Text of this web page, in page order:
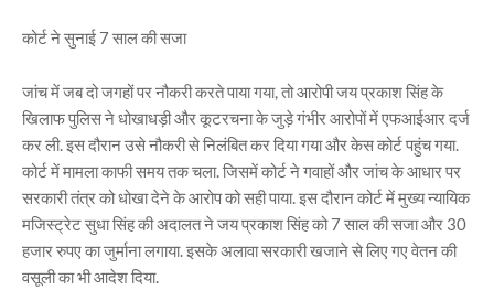
कोर्ट ने सुनाई 7 साल की सजा
जांच में जब दो जगहों पर नौकरी करते पाया गया, तो आरोपी जय प्रकाश सिंह के
खिलाफ पुलिस ने धोखाधड़ी और कूटरचना के जुड़े गंभीर आरोपों में एफआईआर दर्ज
कर ली. इस दौरान उसे नौकरी से निलंबित कर दिया गया और केस कोर्ट पहुंच गया.
कोर्ट में मामला काफी समय तक चला. जिसमें कोर्ट ने गवाहों और जांच के आधार पर
सरकारी तंत्र को धोखा देने के आरोप को सही पाया. इस दौरान कोर्ट में मुख्य न्यायिक
मजिस्ट्रेट सुधा सिंह की अदालत ने जय प्रकाश सिंह को 7 साल की सजा और 30
हजार रुपए का जुर्माना लगाया. इसके अलावा सरकारी खजाने से लिए गए वेतन की
वसूली का भी आदेश दिया.